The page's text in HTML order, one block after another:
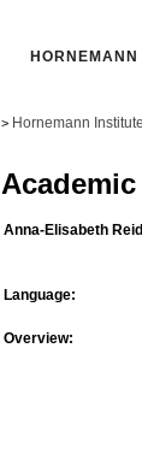
> Hornemann Institute
Anna-Elisabeth
Language:
Overview: